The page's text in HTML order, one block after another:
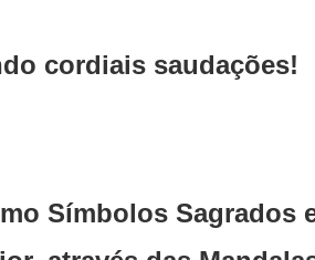
cordiais saudações!
Símbolos Sagrados